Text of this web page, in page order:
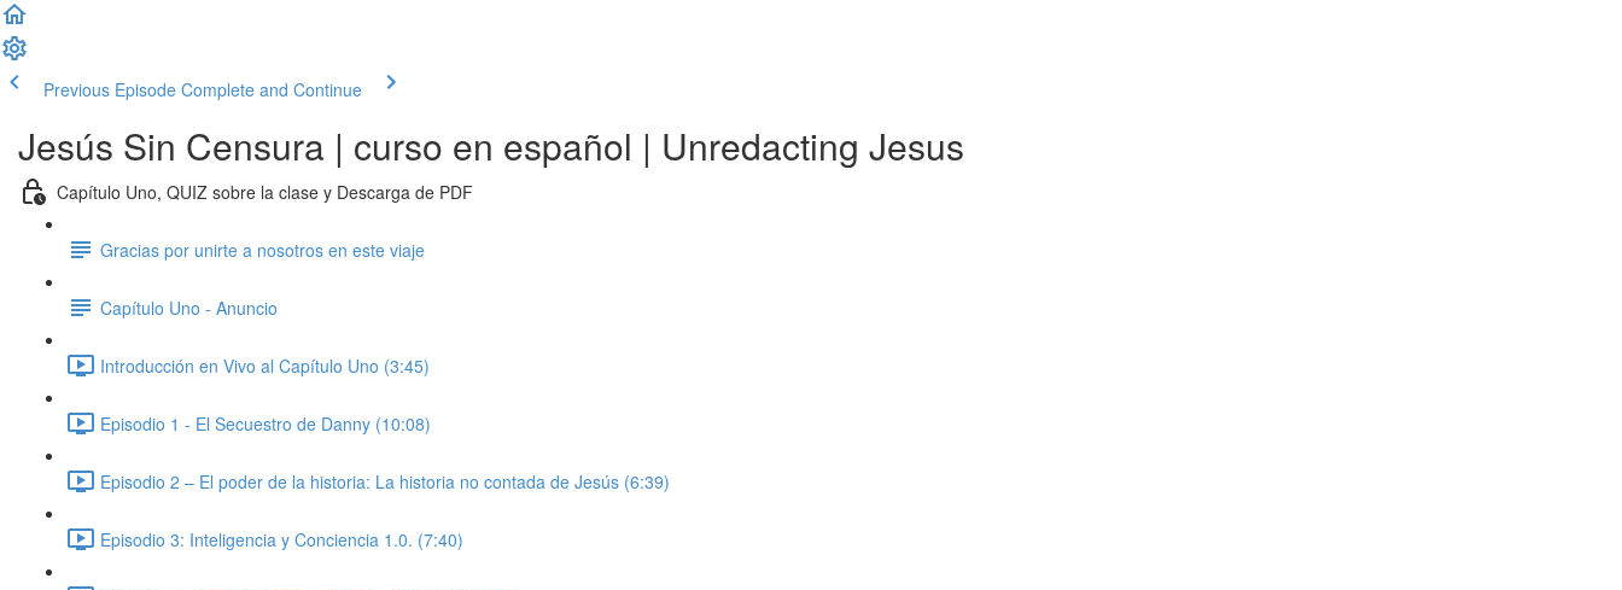
Previous Episode Complete and Continue
Jesús Sin Censura | curso en español | Unredacting Jesus
Capítulo Uno, QUIZ sobre la clase y Descarga de PDF
Gracias por unirte a nosotros en este viaje
Capítulo Uno - Anuncio
Introducción en Vivo al Capítulo Uno (3:45)
Episodio 1 - El Secuestro de Danny (10:08)
Episodio 2 – El poder de la historia: La historia no contada de Jesús (6:39)
Episodio 3: Inteligencia y Conciencia 1.0. (7:40)